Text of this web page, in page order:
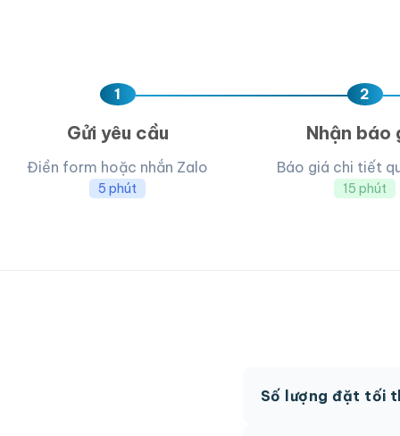
1
Gửi yêu cầu
Điền form hoặc nhắn Zalo
5 phút
2
Nhận báo
Báo giá chi tiết
15 phút
Số lượng đặt tối